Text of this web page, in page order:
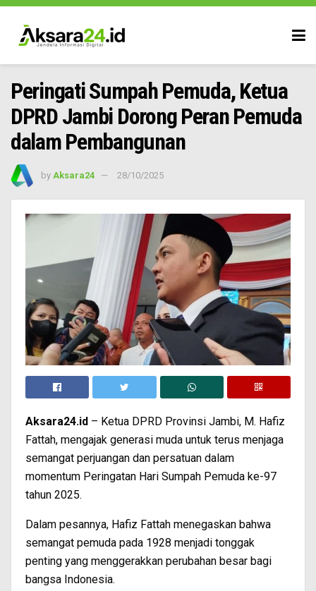
Peringati Sumpah Pemuda, Ketua
DPRD Jambi Dorong Peran Pemuda
dalam Pembangunan
by Aksara24 28/10/2025
Aksara24.id – Ketua DPRD Provinsi Jambi, M. Hafiz
Fattah, mengajak generasi muda untuk terus menjaga
semangat perjuangan dan persatuan dalam
momentum Peringatan Hari Sumpah Pemuda ke-97
tahun 2025.
Dalam pesannya, Hafiz Fattah menegaskan bahwa
semangat pemuda pada 1928 menjadi tonggak
penting yang menggerakkan perubahan besar bagi
bangsa Indonesia.